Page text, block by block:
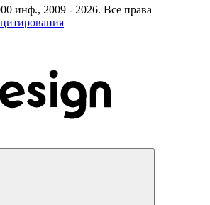
инф., 2009 - 2026. Все права